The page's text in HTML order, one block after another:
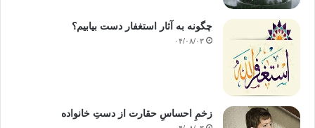
چگونه به آثار استغفار دست بیابیم؟
۰۴/۰۸/۰۳
زخمِ احساسِ حقارت از دستِ خانواده